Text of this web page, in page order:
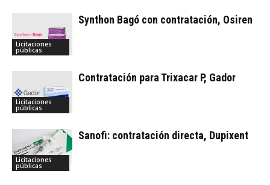
Licitaciones
públicas
Synthon Bagó con contratación, Osiren
Licitaciones
públicas
Contratación para Trixacar P, Gador
Licitaciones
públicas
Sanofi: contratación directa, Dupixent